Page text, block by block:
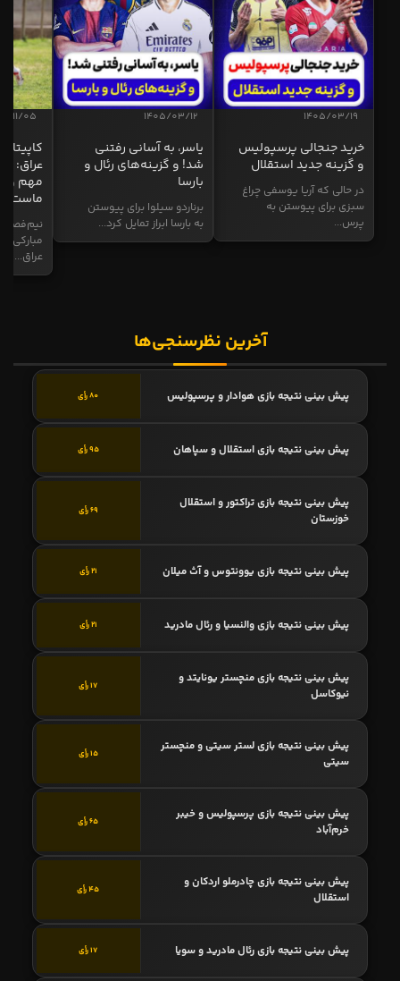
1405/03/19
خرید جنجالی پرسپولیس
و گزینه جدید استقلال
در حالی که آریا یوسفی چراغ
سبزی برای پیوستن به
پرس...
1405/03/12
یاسر، به آسانی رفتنی
شد! و گزینه‌های رئال و
بارسا
برناردو سیلوا برای پیوستن
به بارسا ابراز تمایل کرد...
11/05
عراق:
مهم و
ماست
نیم‌فصل
مبارکی
عراق...
آخرین نظرسنجی‌ها
پیش بینی نتیجه بازی هوادار و پرسپولیس 80 رأی
پیش بینی نتیجه بازی استقلال و سپاهان 95 رأی
پیش بینی نتیجه بازی تراکتور و استقلال
خوزستان
69 رأی
پیش بینی نتیجه بازی یوونتوس و آث میلان 21 رأی
پیش بینی نتیجه بازی والنسیا و رئال مادرید 21 رأی
پیش بینی نتیجه بازی منچستر یونایتد و
نیوکاسل
17 رأی
پیش بینی نتیجه بازی لستر سیتی و منچستر
سیتی
15 رأی
پیش بینی نتیجه بازی پرسپولیس و خیبر
خرم‌آباد
65 رأی
پیش بینی نتیجه بازی چادرملو اردکان و
استقلال
45 رأی
پیش بینی نتیجه بازی رئال مادرید و سویا 17 رأی